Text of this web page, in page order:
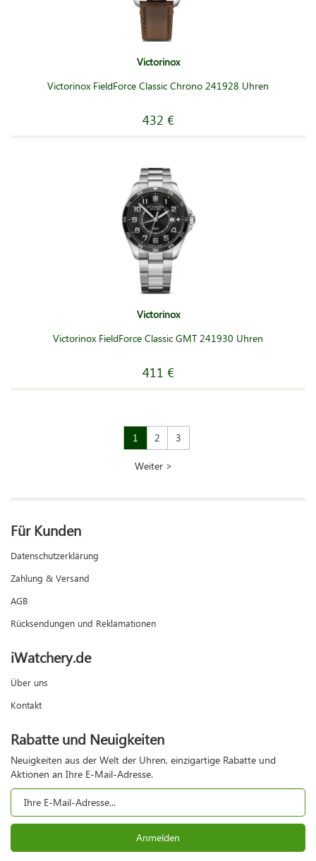
Victorinox
Victorinox FieldForce Classic Chrono 241928 Uhren
432 €
Victorinox
Victorinox FieldForce Classic GMT 241930 Uhren
411 €
1 2 3
Weiter >
Für Kunden
Datenschutzerklärung
Zahlung & Versand
AGB
Rücksendungen und Reklamationen
iWatchery.de
Über uns
Kontakt
Rabatte und Neuigkeiten
Neuigkeiten aus der Welt der Uhren, einzigartige Rabatte und
Aktionen an Ihre E-Mail-Adresse.
Anmelden